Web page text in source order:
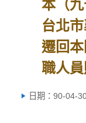
本（
台北
遷回
職人
日期：90-04-